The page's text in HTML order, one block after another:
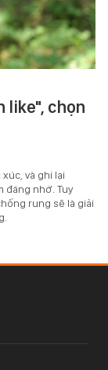
like", chọn
và ghi lại
đáng nhớ. Tuy
rung sẽ là giải